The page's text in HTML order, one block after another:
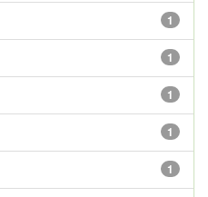
1
1
1
1
1